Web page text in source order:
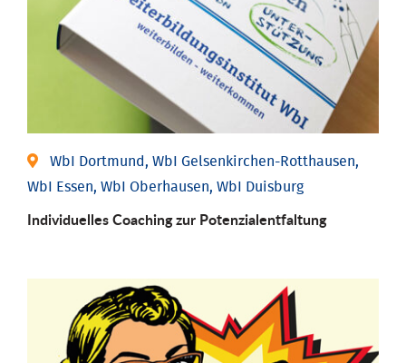
WbI Dortmund, WbI Gelsenkirchen-Rotthausen,
WbI Essen, WbI Oberhausen, WbI Duisburg
Individuelles Coaching zur Potenzialentfaltung